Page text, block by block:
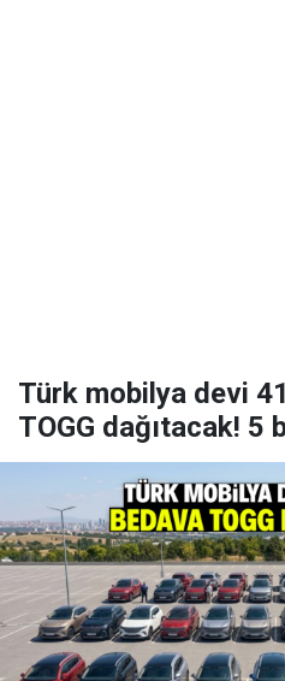
Türk mobilya devi
TOGG dağıtacak! 5